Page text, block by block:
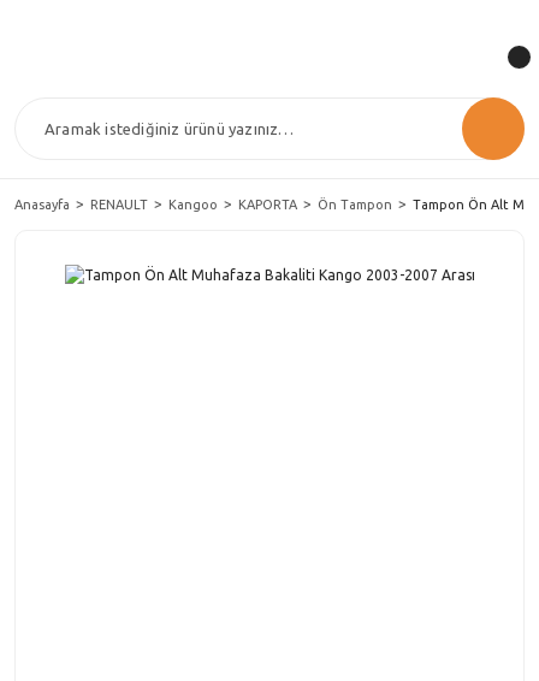
Anasayfa RENAULT Kangoo KAPORTA Ön Tampon Tampon Ön Alt